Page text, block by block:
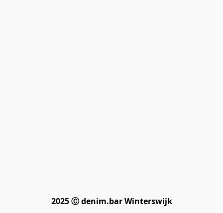
2025 Ⓒ denim.bar Winterswijk